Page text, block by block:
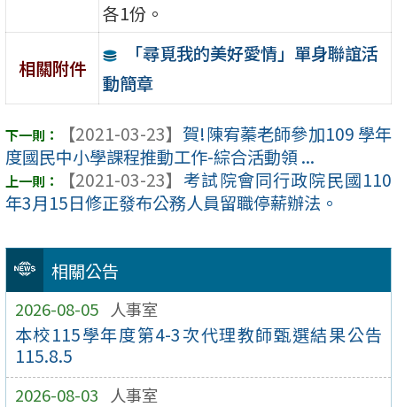
相關公告
2026-08-05 人事室
本校115學年度第4-3次代理教師甄選結果公告
115.8.5
2026-08-03 人事室
各1份。
相關附件
「尋覓我的美好愛情」單身聯誼活
動簡章
【2021-03-23】 賀!陳宥蓁老師參加109 學年
度國民中小學課程推動工作-綜合活動領 ...
【2021-03-23】 考試院會同行政院民國110
年3月15日修正發布公務人員留職停薪辦法。